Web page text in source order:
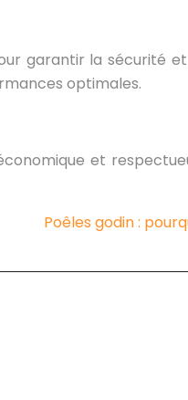
garantir la sécurité
optimales.
et
Poêles godin :